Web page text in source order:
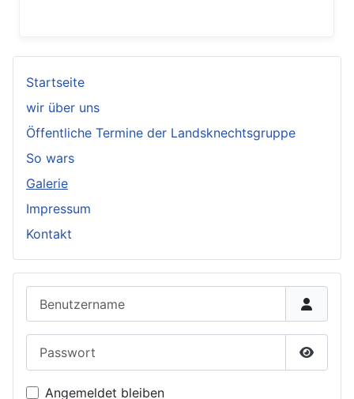
Startseite
wir über uns
Öffentliche Termine der Landsknechtsgruppe
So wars
Galerie
Impressum
Kontakt
Angemeldet bleiben